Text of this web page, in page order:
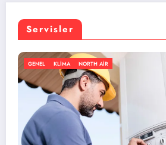
Servisler